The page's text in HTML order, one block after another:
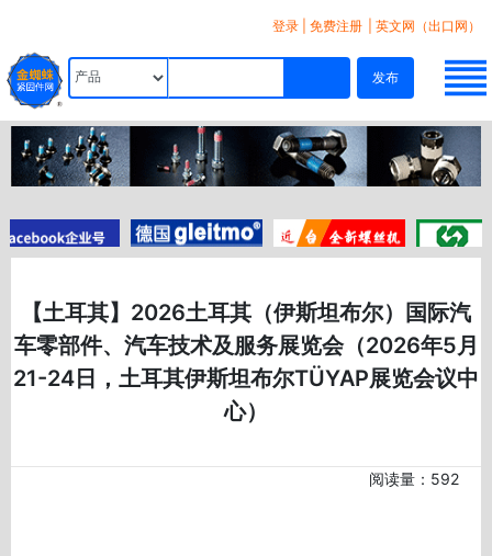
登录 免费注册 | 英文网（出口网）
发布
【土耳其】2026土耳其（伊斯坦布尔）国际汽
车零部件、汽车技术及服务展览会（2026年5月
21-24日，土耳其伊斯坦布尔TÜYAP展览会议中
心）
阅读量：592